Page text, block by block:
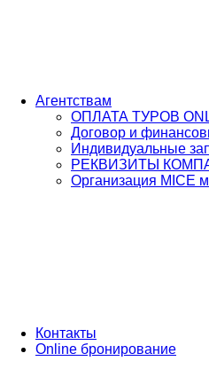
Агентствам
ОПЛАТА ТУРОВ
Договор и
Индивидуальные
РЕКВИЗИТЫ
Организация MICE
Контакты
Online бронирование